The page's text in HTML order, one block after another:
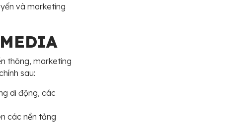
và marketing
thông, marketing
sau:
di động, các
các nền tảng